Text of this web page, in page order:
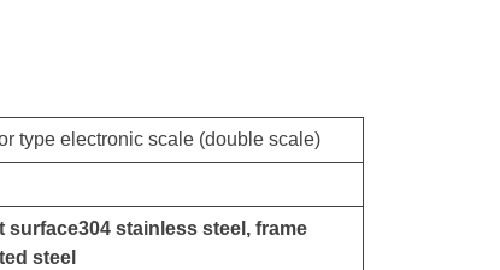
type electronic scale (double scale)
surface304stainless steel, frame
steel